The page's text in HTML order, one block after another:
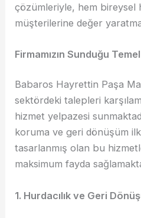
çözümleriyle, hem bireysel
müşterilerine değer
Firmamızın Sunduğu
Babaros Hayrettin Paşa
sektördeki talepleri
hizmet yelpazesi
koruma ve geri dönüşüm
tasarlanmış olan bu
maksimum fayda
1. Hurdacılık ve Geri